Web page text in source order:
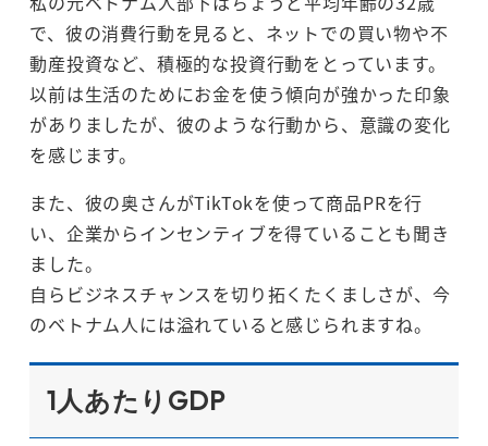
で、彼の消費行動を見ると、ネットでの買い物や不
動産投資など、積極的な投資行動をとっています。
以前は生活のためにお金を使う傾向が強かった印象
がありましたが、彼のような行動から、意識の変化
を感じます。
また、彼の奥さんがTikTokを使って商品PRを行
い、企業からインセンティブを得ていることも聞き
ました。
自らビジネスチャンスを切り拓くたくましさが、今
のベトナム人には溢れていると感じられますね。
1人あたりGDP